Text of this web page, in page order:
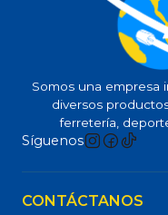
Somos una empresa
diversos
ferretería,
Síguenos
CONTÁCTANOS